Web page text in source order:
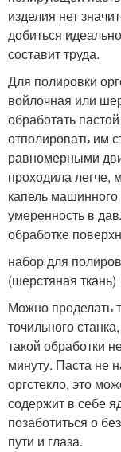
изделия нет
добиться
составит труда.
Для полировки
войлочная или
обработать
отполировать им
равномерными
проходила легче,
капель
умеренность в
обработке
набор для
(шерстяная ткань)
Можно проделать
точильного
такой обработки
минуту. Паста не
оргстекло, это
содержит в себе
позаботиться о
пути и глаза.